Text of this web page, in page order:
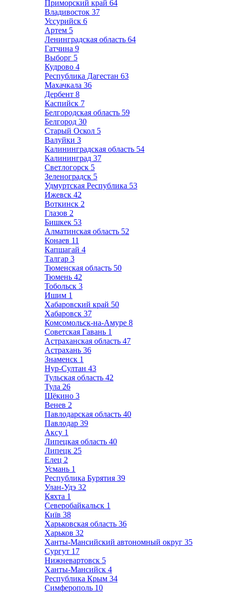
Приморский край 64
Владивосток 37
Уссурийск 6
Артем 5
Ленинградская область 64
Гатчина 9
Выборг 5
Кудрово 4
Республика Дагестан 63
Махачкала 36
Дербент 8
Каспийск 7
Белгородская область 59
Белгород 30
Старый Оскол 5
Валуйки 3
Калининградская область 54
Калининград 37
Светлогорск 5
Зеленоградск 5
Удмуртская Республика 53
Ижевск 42
Воткинск 2
Глазов 2
Бишкек 53
Алматинская область 52
Конаев 11
Капшагай 4
Талгар 3
Тюменская область 50
Тюмень 42
Тобольск 3
Ишим 1
Хабаровский край 50
Хабаровск 37
Комсомольск-на-Амуре 8
Советская Гавань 1
Астраханская область 47
Астрахань 36
Знаменск 1
Нур-Султан 43
Тульская область 42
Тула 26
Щёкино 3
Венев 2
Павлодарская область 40
Павлодар 39
Аксу 1
Липецкая область 40
Липецк 25
Елец 2
Усмань 1
Республика Бурятия 39
Улан-Удэ 32
Кяхта 1
Северобайкальск 1
Київ 38
Харьковская область 36
Харьков 32
Ханты-Мансийский автономный округ 35
Сургут 17
Нижневартовск 5
Ханты-Мансийск 4
Республика Крым 34
Симферополь 10